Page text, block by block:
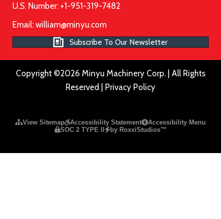
U.S. Number: +1-951-319-7482
Email: william@minyu.com
Subscribe To Our Newsletter
Copyright ©2026 Minyu Machinery Corp. | All Rights
Reserved | Privacy Policy
View Sitemap Accessibility Statement
Accessibility Menu
SOC 2 TYPE II
by RoxxiStudios™